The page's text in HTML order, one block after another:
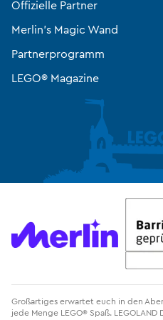
Offizielle Partner
Merlin’s Magic Wand
Partnerprogramm
LEGO® Magazine
Großartiges erwartet euch in den
jede Menge LEGO® Spaß.